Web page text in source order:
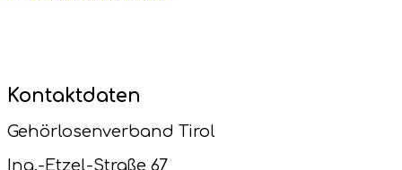
Kontaktdaten
Gehörlosenverband Tirol
Ing.-Etzel-Straße 67